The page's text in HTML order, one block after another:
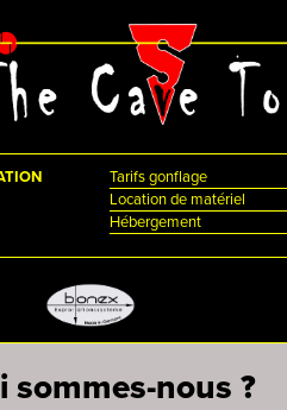
Tarifs gonflage
Location de matériel
Hébergement
sommes-nous ?